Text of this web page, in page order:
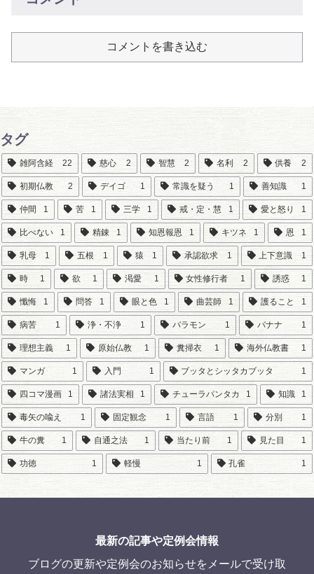
コメントを書き込む
タグ
雑阿含経 22 慈心 2 智慧 2 名利 2 供養 2
初期仏教 2 デイゴ 1 常識を疑う 1 善知識 1
仲間 1 苦 1 三学 1 戒・定・慧 1 愛と怒り 1
比べない 1 精錬 1 知恩報恩 1 キツネ 1 恩 1
乳母 1 五根 1 猿 1 承認欲求 1 上下意識 1
時 1 欲 1 渇愛 1 女性修行者 1 誘惑 1
懺悔 1 問答 1 眼と色 1 曲芸師 1 護ること 1
病苦 1 浄・不浄 1 バラモン 1 バナナ 1
理想主義 1 原始仏教 1 糞掃衣 1 海外仏教書 1
マンガ 1 入門 1 ブッタとシッタカブッタ 1
四コマ漫画 1 諸法実相 1 チューラパンタカ 1 知識 1
毒矢の喩え 1 固定観念 1 言語 1 分別 1
牛の糞 1 自通之法 1 当たり前 1 見た目 1
功徳 1 軽慢 1 孔雀 1
最新の記事や定例会情報
ブログの更新や定例会のお知らせをメールで受け取